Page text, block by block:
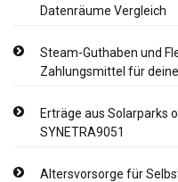
Datenräume Vergleich
Steam-Guthaben und
Zahlungsmittel für
Erträge aus Solarparks
SYNETRA9051
Altersvorsorge für